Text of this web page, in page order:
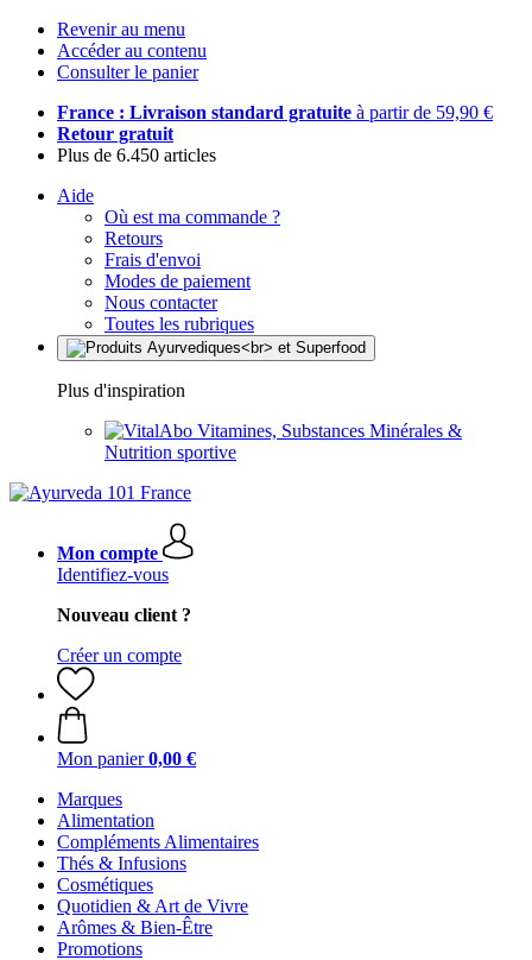
Revenir au menu
Accéder au contenu
Consulter le panier
France : Livraison standard gratuite à partir de 59,90 €
Retour gratuit
Plus de 6.450 articles
Aide
Où est ma commande ?
Retours
Frais d'envoi
Modes de paiement
Nous contacter
Toutes les rubriques
Plus d'inspiration
Vitamines, Substances Minérales &
Nutrition sportive
Mon compte
Identifiez-vous
Nouveau client ?
Créer un compte
Mon panier 0,00 €
Marques
Alimentation
Compléments Alimentaires
Thés & Infusions
Cosmétiques
Quotidien & Art de Vivre
Arômes & Bien-Être
Promotions